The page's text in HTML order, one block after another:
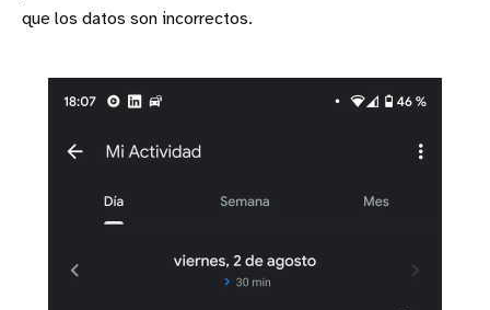
que los datos son incorrectos.